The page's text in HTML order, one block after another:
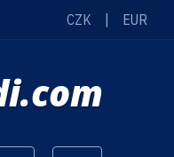
CZK EUR